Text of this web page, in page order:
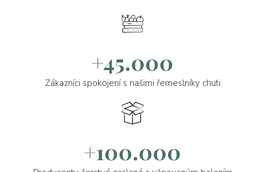
+45.000
Zákazníci spokojení s našimi řemeslníky chuti
+100.000